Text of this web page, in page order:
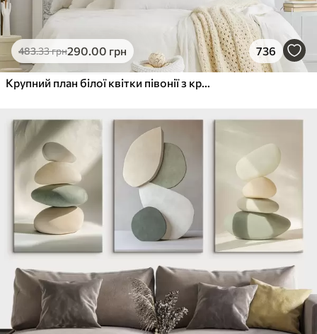
483.33грн290.00 грн 736
Крупний план білої квітки півонії з крапельками води на пелюстках на розмитому фоні